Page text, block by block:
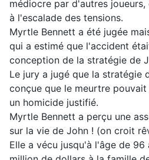
médiocre par d'autres
à l'escalade des tensions.
Myrtle Bennett a été jugée
qui a estimé que l'accident
conception de la stratégie de
Le jury a jugé que la stratégie
conçue que le meurtre
un homicide justifié.
Myrtle Bennett a perçu une
sur la vie de John ! (on croit
Elle a vécu jusqu'à l'âge de 96